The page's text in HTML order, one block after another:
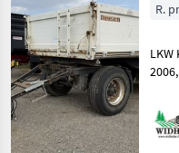
R.
LKW
2006, Deutsche